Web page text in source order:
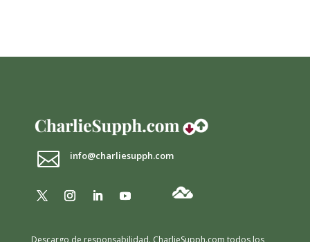
 info@charliesupph.com